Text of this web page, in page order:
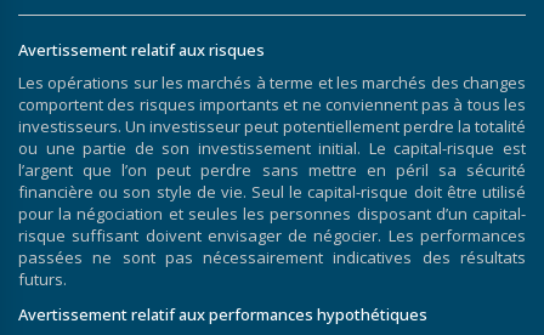
Avertissement relatif aux risques
Les opérations sur les marchés à terme et les marchés des changes
comportent des risques importants et ne conviennent pas à tous les
investisseurs. Un investisseur peut potentiellement perdre la totalité
ou une partie de son investissement initial. Le capital-risque est
l’argent que l’on peut perdre sans mettre en péril sa sécurité
financière ou son style de vie. Seul le capital-risque doit être utilisé
pour la négociation et seules les personnes disposant d’un capital-
risque suffisant doivent envisager de négocier. Les performances
passées ne sont pas nécessairement indicatives des résultats
futurs.
Avertissement relatif aux performances hypothétiques